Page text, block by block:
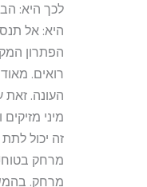
לכך היא:
היא: אל
הפתרון
רואים.
העונה. זאת
מיני
זה יכול
מרחק בטוח!
מרחק.